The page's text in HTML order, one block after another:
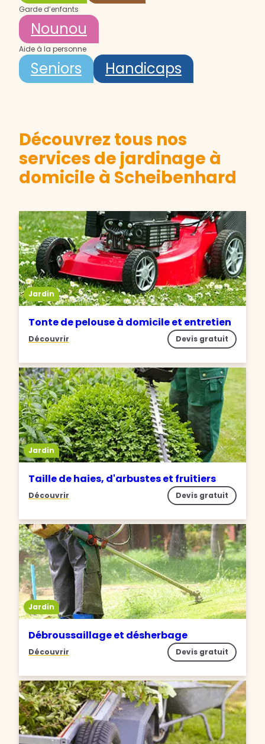
Garde d’enfants
Nounou
Aide à la personne
Seniors Handicaps
Découvrez tous nos
services de jardinage à
domicile à Scheibenhard
Jardin
Tonte de pelouse à domicile et entretien
Découvrir Devis gratuit
Jardin
Taille de haies, d'arbustes et fruitiers
Découvrir Devis gratuit
Jardin
Débroussaillage et désherbage
Découvrir Devis gratuit